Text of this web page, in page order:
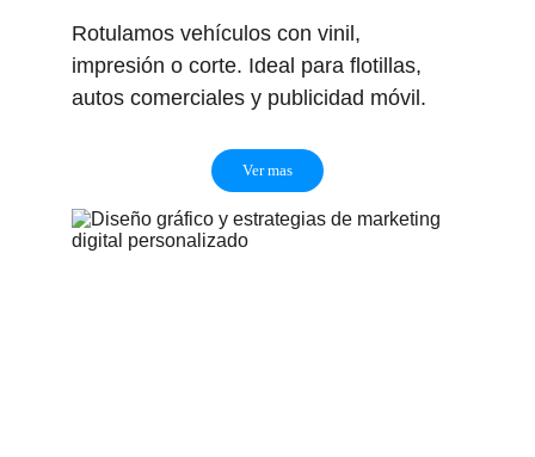
Rotulamos vehículos con vinil,
impresión o corte. Ideal para flotillas,
autos comerciales y publicidad móvil.
Ver mas